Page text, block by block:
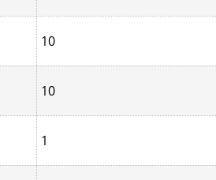
10
10
1